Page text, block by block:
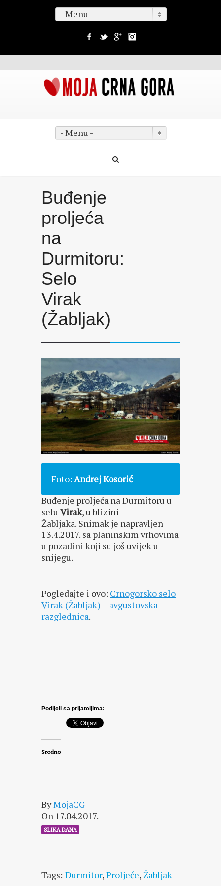
- Menu -
Facebook
TwitterGoogle+
- Menu -
Buđenje
proljeća
na
Durmitoru:
Selo
Virak
(Žabljak)
Foto: Andrej Kosorić
Buđenje proljeća na Durmitoru u
selu Virak, u blizini
Žabljaka. Snimak je napravljen
13.4.2017. sa planinskim vrhovima
u pozadini koji su još uvijek u
snijegu.
Pogledajte i ovo: Crnogorsko selo
Virak (Žabljak) – avgustovska
razglednica.
Podijeli sa prijateljima:
Srodno
ByMojaCG
On 17.04.2017.
SLIKA DANA
Tags: Durmitor,Proljeće,Žabljak